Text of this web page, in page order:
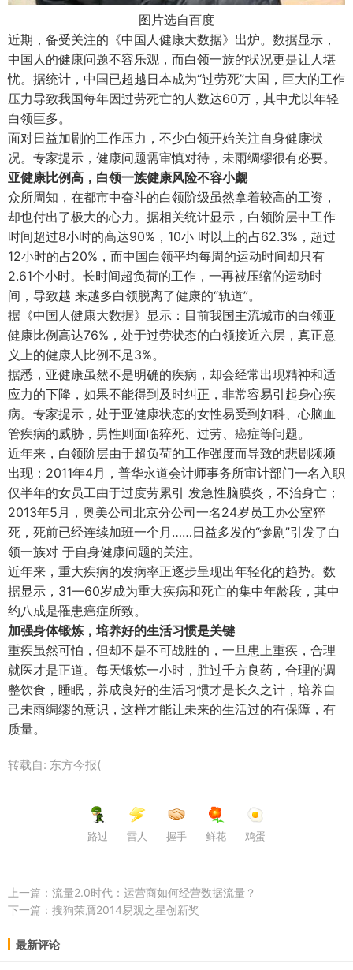
图片选自百度
近期，备受关注的《中国人健康大数据》出炉。数据显示，
中国人的健康问题不容乐观，而白领一族的状况更是让人堪
忧。据统计，中国已超越日本成为“过劳死”大国，巨大的工作
压力导致我国每年因过劳死亡的人数达60万，其中尤以年轻
白领巨多。
面对日益加剧的工作压力，不少白领开始关注自身健康状
况。专家提示，健康问题需审慎对待，未雨绸缪很有必要。
亚健康比例高，白领一族健康风险不容小觑
众所周知，在都市中奋斗的白领阶级虽然拿着较高的工资，
却也付出了极大的心力。据相关统计显示，白领阶层中工作
时间超过8小时的高达90%，10小 时以上的占62.3%，超过
12小时的占20%，而中国白领平均每周的运动时间却只有
2.61个小时。长时间超负荷的工作，一再被压缩的运动时
间，导致越 来越多白领脱离了健康的“轨道”。
据《中国人健康大数据》显示：目前我国主流城市的白领亚
健康比例高达76%，处于过劳状态的白领接近六层，真正意
义上的健康人比例不足3%。
据悉，亚健康虽然不是明确的疾病，却会经常出现精神和适
应力的下降，如果不能得到及时纠正，非常容易引起身心疾
病。专家提示，处于亚健康状态的女性易受到妇科、心脑血
管疾病的威胁，男性则面临猝死、过劳、癌症等问题。
近年来，白领阶层由于超负荷的工作强度而导致的悲剧频频
出现：2011年4月，普华永道会计师事务所审计部门一名入职
仅半年的女员工由于过度劳累引 发急性脑膜炎，不治身亡；
2013年5月，奥美公司北京分公司一名24岁员工办公室猝
死，死前已经连续加班一个月……日益多发的“惨剧”引发了白
领一族对 于自身健康问题的关注。
近年来，重大疾病的发病率正逐步呈现出年轻化的趋势。数
据显示，31—60岁成为重大疾病和死亡的集中年龄段，其中
约八成是罹患癌症所致。
加强身体锻炼，培养好的生活习惯是关键
重疾虽然可怕，但却不是不可战胜的，一旦患上重疾，合理
就医才是正道。每天锻炼一小时，胜过千方良药，合理的调
整饮食，睡眠，养成良好的生活习惯才是长久之计，培养自
己未雨绸缪的意识，这样才能让未来的生活过的有保障，有
质量。
转载自: 东方今报(
路过 雷人 握手 鲜花 鸡蛋
上一篇： 流量2.0时代：运营商如何经营数据流量？
下一篇： 搜狗荣膺2014易观之星创新奖
最新评论